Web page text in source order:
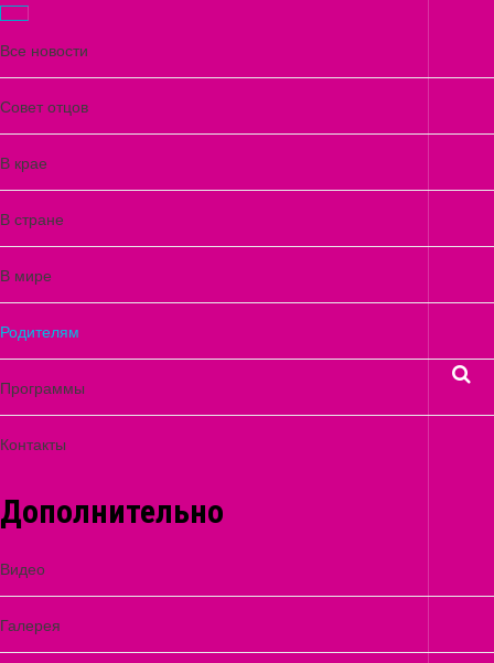
Все новости
Совет отцов
В крае
В стране
В мире
Родителям
Программы
Контакты
Дополнительно
Видео
Галерея
ВОСПИТАНИЕ, ПСИХОЛОГИЯ
7 различий между мудрым и
обычным родителем
9 лет назад
Матери Терезы